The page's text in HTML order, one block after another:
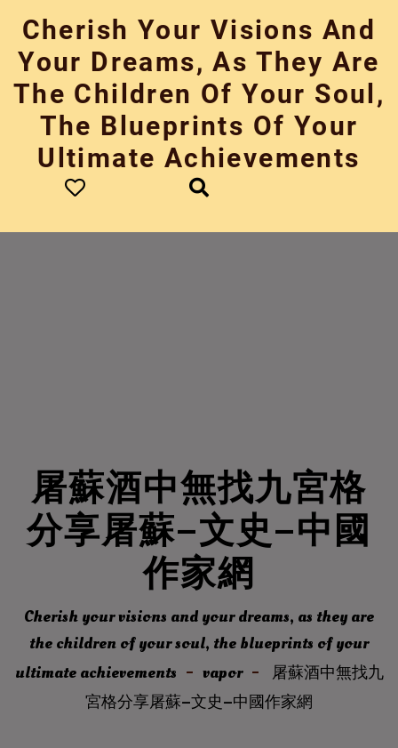
content
Cherish Your Visions And
Your Dreams, As They Are
The Children Of Your Soul,
The Blueprints Of Your
Ultimate Achievements
屠蘇酒中無找九宮格
分享屠蘇–文史–中國
作家網
Cherish your visions and your dreams, as they are
the children of your soul, the blueprints of your
ultimate achievements
vapor
屠蘇酒中無找九
宮格分享屠蘇–文史–中國作家網